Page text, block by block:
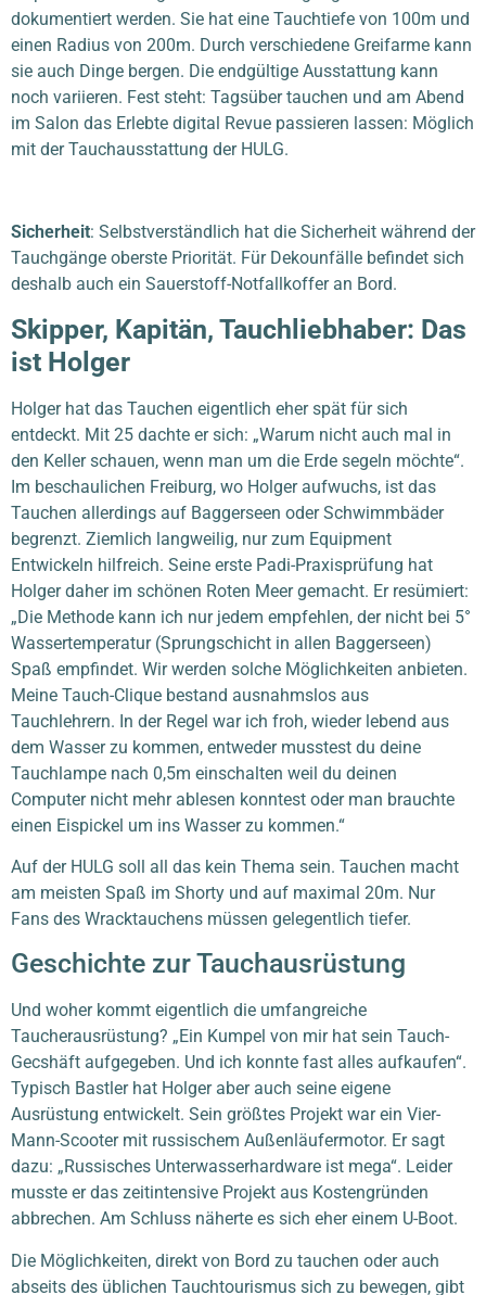
dokumentiert werden. Sie hat eine Tauchtiefe von 100m und
einen Radius von 200m. Durch verschiedene Greifarme kann
sie auch Dinge bergen. Die endgültige Ausstattung kann
noch variieren. Fest steht: Tagsüber tauchen und am Abend
im Salon das Erlebte digital Revue passieren lassen: Möglich
mit der Tauchausstattung der HULG.
Sicherheit: Selbstverständlich hat die Sicherheit während der
Tauchgänge oberste Priorität. Für Dekounfälle befindet sich
deshalb auch ein Sauerstoff-Notfallkoffer an Bord.
Skipper, Kapitän, Tauchliebhaber: Das
ist Holger
Holger hat das Tauchen eigentlich eher spät für sich
entdeckt. Mit 25 dachte er sich: „Warum nicht auch mal in
den Keller schauen, wenn man um die Erde segeln möchte“.
Im beschaulichen Freiburg, wo Holger aufwuchs, ist das
Tauchen allerdings auf Baggerseen oder Schwimmbäder
begrenzt. Ziemlich langweilig, nur zum Equipment
Entwickeln hilfreich. Seine erste Padi-Praxisprüfung hat
Holger daher im schönen Roten Meer gemacht. Er resümiert:
„Die Methode kann ich nur jedem empfehlen, der nicht bei 5°
Wassertemperatur (Sprungschicht in allen Baggerseen)
Spaß empfindet. Wir werden solche Möglichkeiten anbieten.
Meine Tauch-Clique bestand ausnahmslos aus
Tauchlehrern. In der Regel war ich froh, wieder lebend aus
dem Wasser zu kommen, entweder musstest du deine
Tauchlampe nach 0,5m einschalten weil du deinen
Computer nicht mehr ablesen konntest oder man brauchte
einen Eispickel um ins Wasser zu kommen.“
Auf der HULG soll all das kein Thema sein. Tauchen macht
am meisten Spaß im Shorty und auf maximal 20m. Nur
Fans des Wracktauchens müssen gelegentlich tiefer.
Geschichte zur Tauchausrüstung
Und woher kommt eigentlich die umfangreiche
Taucherausrüstung? „Ein Kumpel von mir hat sein Tauch-
Gecshäft aufgegeben. Und ich konnte fast alles aufkaufen“.
Typisch Bastler hat Holger aber auch seine eigene
Ausrüstung entwickelt. Sein größtes Projekt war ein Vier-
Mann-Scooter mit russischem Außenläufermotor. Er sagt
dazu: „Russisches Unterwasserhardware ist mega“. Leider
musste er das zeitintensive Projekt aus Kostengründen
abbrechen. Am Schluss näherte es sich eher einem U-Boot.
Die Möglichkeiten, direkt von Bord zu tauchen oder auch
abseits des üblichen Tauchtourismus sich zu bewegen, gibt